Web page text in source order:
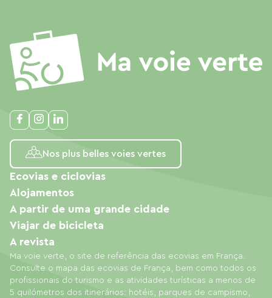
Nos plus belles voies vertes
Ma voie verte, o site de referência das ecovias em França.
Consulte o mapa das ecovias de França, bem como todos os
profissionais do turismo e as atividades turísticas a menos de
5 quilómetros dos itinerários: hotéis, parques de campismo,
Ecovias e ciclovias
Alojamentos
A partir de uma grande cidade
Viajar de bicicleta
A revista